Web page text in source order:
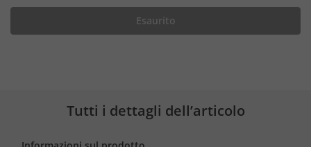
Esaurito
Tutti i dettagli dell’articolo